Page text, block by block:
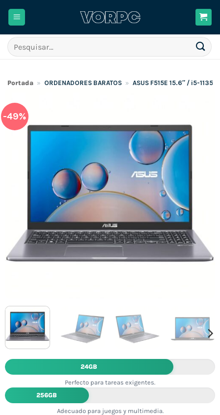
Pesquisar
por:
Portada » ORDENADORES BARATOS » ASUS F515E 15.6″ / i5-
-49%
24GB
Perfecto para tareas exigentes.
256GB
Adecuado para juegos y multimedia.